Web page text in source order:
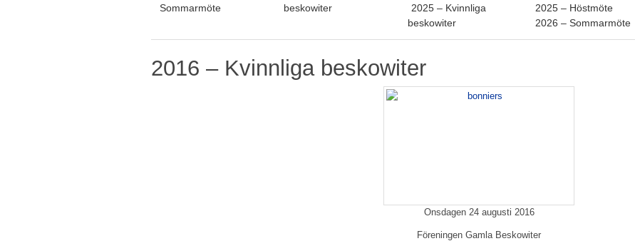
Sommarmöte beskowiter
2025 – Kvinnliga
beskowiter
2025 – Höstmöte
2026 – Sommarmöte
2016 – Kvinnliga beskowiter
Onsdagen 24 augusti 2016
Föreningen Gamla Beskowiter